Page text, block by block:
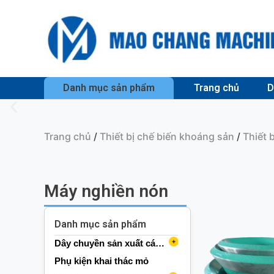
Danh mục sản phẩm Trang chủ
Trang chủ / Thiết bị chế biến khoáng sản / Thiết
Máy nghiền nón
Danh mục sản phẩm
Dây chuyền sản xuất cát
sỏiMáy làm cát (nghiền phản
Phụ kiện khai thác mỏ